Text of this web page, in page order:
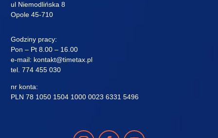
ul Niemodlińska 8
Opole 45-710
Godziny pracy:
Pon – Pt 8.00 – 16.00
e-mail: kontakt@timetax.pl
tel.774 455 030
nr konta:
PLN 78 1050 1504 1000 0023 6331 5496